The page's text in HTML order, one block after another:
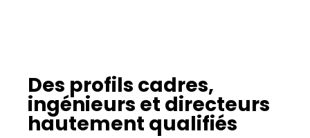
Des profils cadres,
ingénieurs et directeurs
hautement qualifiés